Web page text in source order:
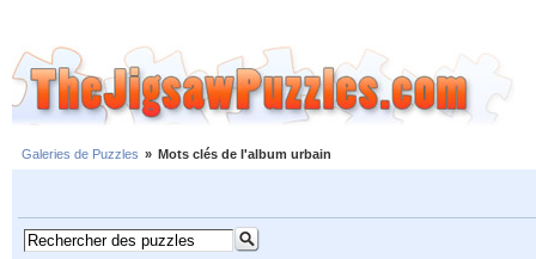
Galeries de Puzzles » Mots clés de l'album urbain